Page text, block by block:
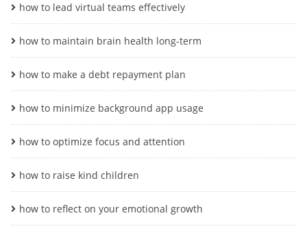
how to lead virtual teams effectively
how to maintain brain health long-term
how to make a debt repayment plan
how to minimize background app usage
how to optimize focus and attention
how to raise kind children
how to reflect on your emotional growth